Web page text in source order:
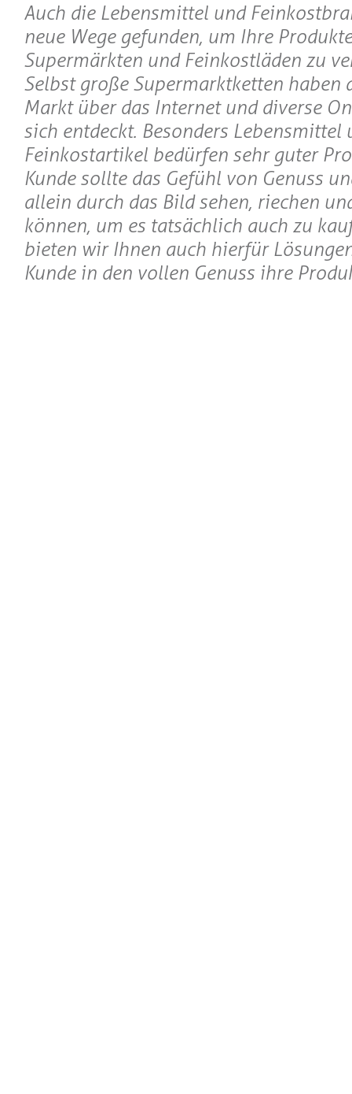
Auch die Lebensmittel und
neue Wege gefunden, um Ihre
Supermärkten und Feinkostläden zu
Selbst große Supermarktketten haben
Markt über das Internet und diverse
sich entdeckt. Besonders Lebensmittel
Feinkostartikel bedürfen sehr guter
Kunde sollte das Gefühl von Genuss
allein durch das Bild sehen, riechen
können, um es tatsächlich auch zu
bieten wir Ihnen auch hierfür
Kunde in den vollen Genuss ihre